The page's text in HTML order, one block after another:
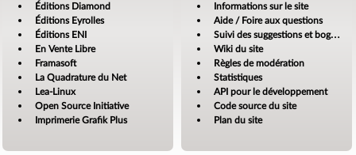
Éditions Diamond
Éditions Eyrolles
Éditions ENI
En Vente Libre
Framasoft
La Quadrature du Net
Lea-Linux
Open Source Initiative
Imprimerie Grafik Plus
Informations sur le site
Aide / Foire aux questions
Suivi des suggestions et bogues
Wiki du site
Règles de modération
Statistiques
API pour le développement
Code source du site
Plan du site